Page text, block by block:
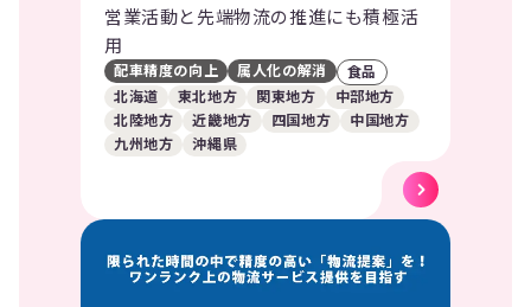
営業活動と先端物流の推進にも積極活
用
配車精度の向上 属人化の解消
食品
北海道
東北地方 関東地方
中部地方
北陸地方
近畿地方 四国地方
中国地方
九州地方
沖縄県